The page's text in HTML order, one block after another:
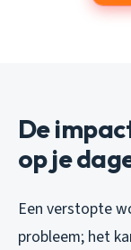
De
op je
Een verstopte
probleem; het